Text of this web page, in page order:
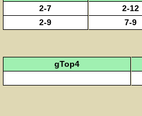
2-7
2-12
2-9
7-9
gTop4